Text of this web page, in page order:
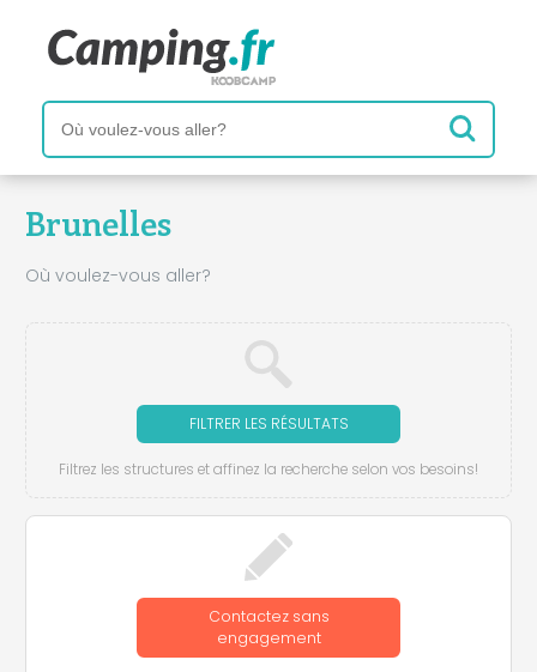
Brunelles
Où voulez-vous aller?
FILTRER LES RÉSULTATS
Filtrez les structures et affinez la recherche selon vos besoins!
Contactez sans
engagement